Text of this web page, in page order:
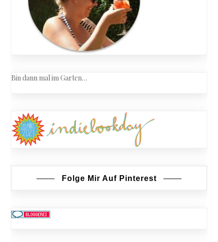
Bin dann mal im Garten…
Folge Mir Auf Pinterest